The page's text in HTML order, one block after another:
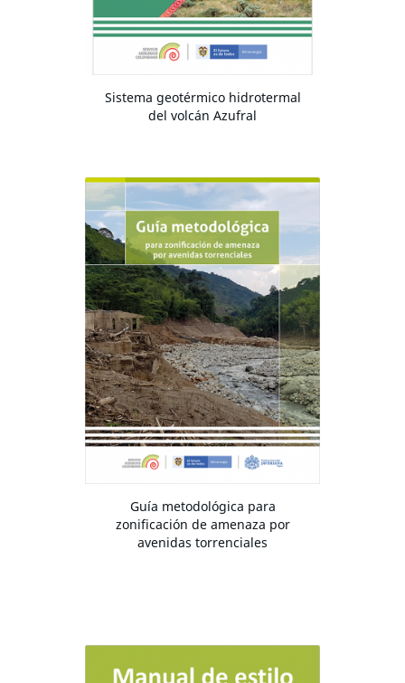
Sistema geotérmico hidrotermal
del volcán Azufral
Guía metodológica para
zonificación de amenaza por
avenidas torrenciales